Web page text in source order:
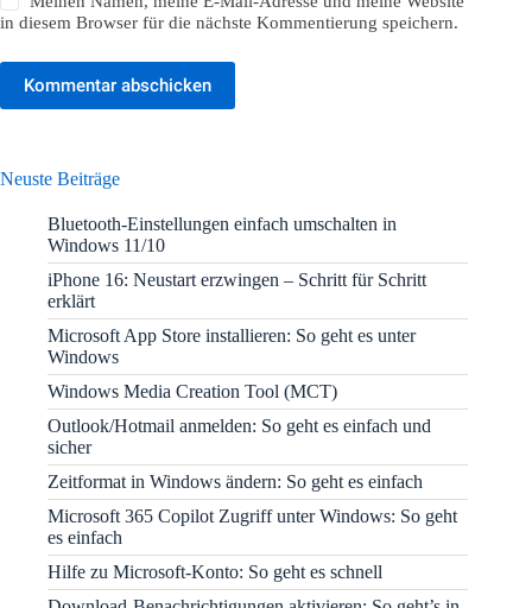
in diesem Browser für die nächste Kommentierung speichern.
Kommentar abschicken
Neuste Beiträge
Bluetooth-Einstellungen einfach umschalten in
Windows 11/10
iPhone 16: Neustart erzwingen – Schritt für Schritt
erklärt
Microsoft App Store installieren: So geht es unter
Windows
Windows Media Creation Tool (MCT)
Outlook/Hotmail anmelden: So geht es einfach und
sicher
Zeitformat in Windows ändern: So geht es einfach
Microsoft 365 Copilot Zugriff unter Windows: So geht
es einfach
Hilfe zu Microsoft-Konto: So geht es schnell